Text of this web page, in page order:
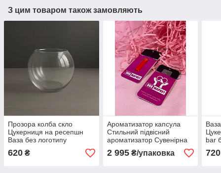
З цим товаром також замовляють
Прозора колба скло
Цукерниця на ресепшн
Ваза без логотипу
620 ₴
Ароматизатор капсула
Стильний підвісний
ароматизатор Сувенірна
продукція з логотипом
компанії 50 шт.
2 995₴/упаковка
bar
720